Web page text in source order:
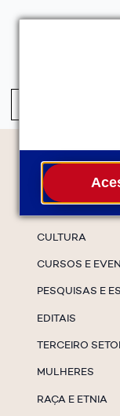
Temas
CULTURA
CURSOS E
PESQUISAS E
EDITAIS
TERCEIRO
MULHERES
RAÇA E ETNIA